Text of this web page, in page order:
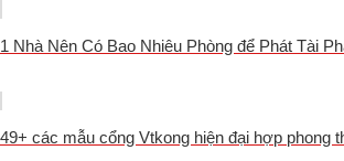
1 Nhà Nên Có Bao Nhiêu Phòng để Phát Tài
49+ các mẫu cổng Vtkong hiện đại hợp phong